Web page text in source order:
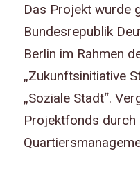
Das Projekt wurde
Bundesrepublik
Berlin im Rahmen
„Zukunftsinitiative
„Soziale Stadt“.
Projektfonds durch